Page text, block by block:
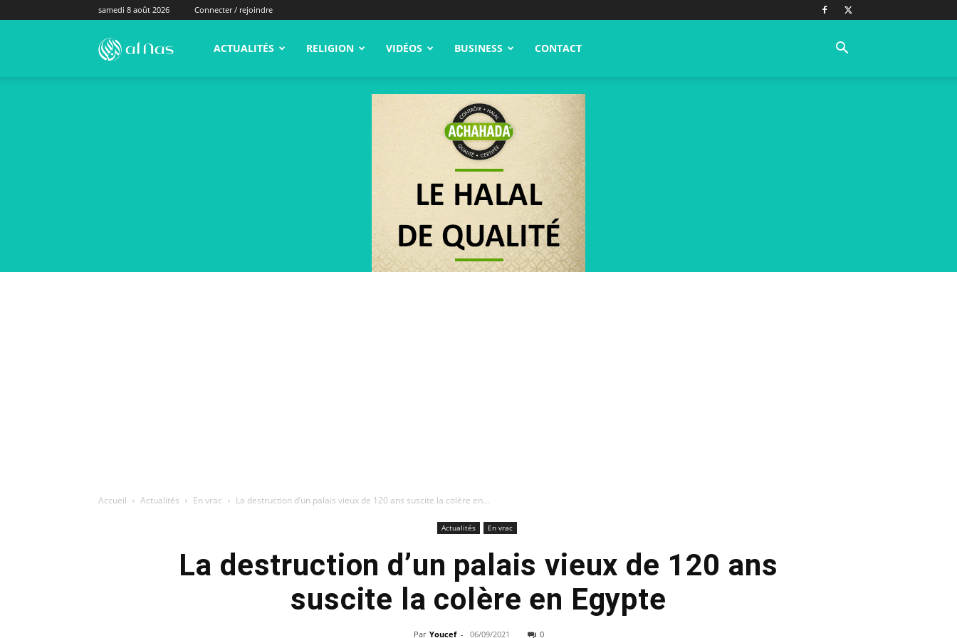
samedi 8 août 2026 Connecter / rejoindre
alNas.fr ACTUALITÉS RELIGION VIDÉOS BUSINESS CONTACT
Accueil Actualités En vrac La destruction d’un palais vieux de 120 ans suscite la colère en...
Actualités En vrac
La destruction d’un palais vieux de 120 ans
suscite la colère en Egypte
Par Youcef - 06/09/2021 0